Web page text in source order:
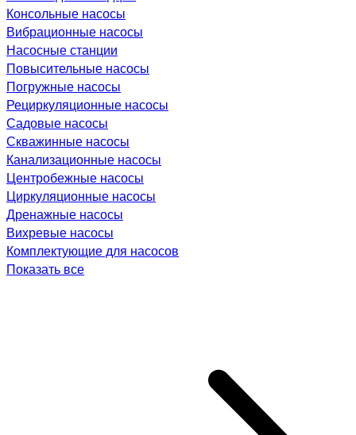
Консольные насосы
Вибрационные насосы
Насосные станции
Повысительные насосы
Погружные насосы
Рециркуляционные насосы
Садовые насосы
Скважинные насосы
Канализационные насосы
Центробежные насосы
Циркуляционные насосы
Дренажные насосы
Вихревые насосы
Комплектующие для насосов
Показать все